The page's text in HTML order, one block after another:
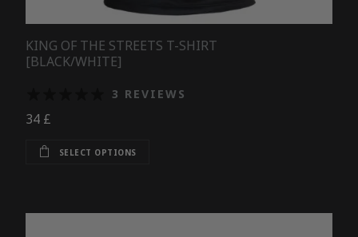
KING OF THE STREETS T-SHIRT
[BLACK/WHITE]
3 REVIEWS
34 £
SELECT OPTIONS